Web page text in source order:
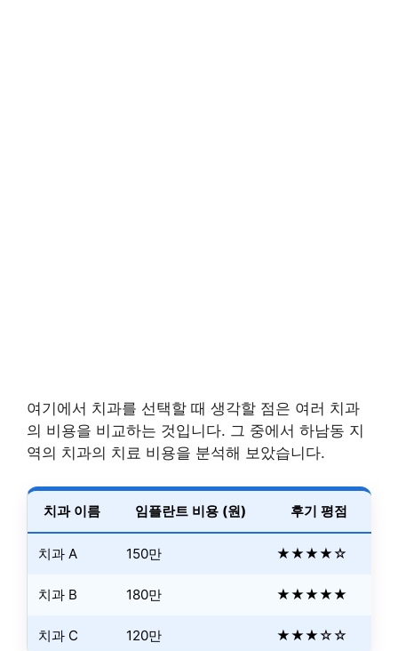
여기에서 치과를 선택할 때 생각할 점은 여러 치과
의 비용을 비교하는 것입니다. 그 중에서 하남동 지
역의 치과의 치료 비용을 분석해 보았습니다.
치과 이름 임플란트 비용 (원) 후기 평점
치과 A 150만 ★★★★☆
치과 B 180만 ★★★★★
치과 C 120만 ★★★☆☆